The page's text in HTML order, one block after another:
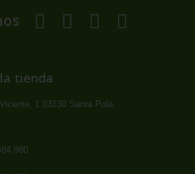
tienda
1 03130 Santa Pola
980